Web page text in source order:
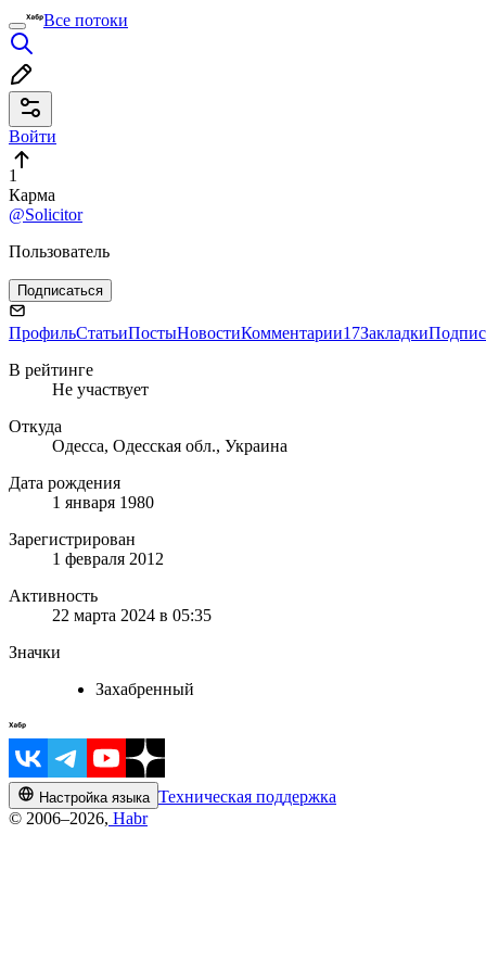
Все потоки
Войти
1
Карма
@Solicitor
Пользователь
Подписаться
ПрофильСтатьиПостыНовостиКомментарии17Закладки
В рейтинге
Не участвует
Откуда
Одесса, Одесская обл., Украина
Дата рождения
1 января 1980
Зарегистрирован
1 февраля 2012
Активность
22 марта 2024 в 05:35
Значки
Захабренный
Настройка языка Техническая поддержка
© 2006–2026, Habr